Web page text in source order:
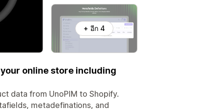
+ อีก 4
online store including
data from UnoPIM to Shopify.
metadefinations, and